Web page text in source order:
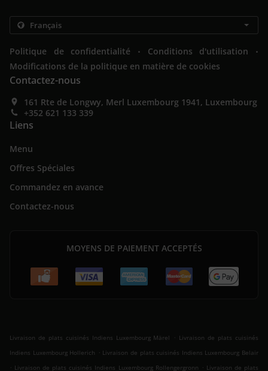
Politique de confidentialité . Conditions d'utilisation .
Modifications de la politique en matière de cookies
Contactez-nous
161 Rte de Longwy, Merl Luxembourg 1941, Luxembourg
+352 621 133 339
Liens
Menu
Offres Spéciales
Commandez en avance
Contactez-nous
MOYENS DE PAIEMENT ACCEPTÉS
Livraison de plats cuisinés Indiens Luxembourg Märel . Livraison de plats cuisinés
Indiens Luxembourg Hollerich . Livraison de plats cuisinés Indiens Luxembourg Belair
. Livraison de plats cuisinés Indiens Luxembourg Rollengergronn . Livraison de plats